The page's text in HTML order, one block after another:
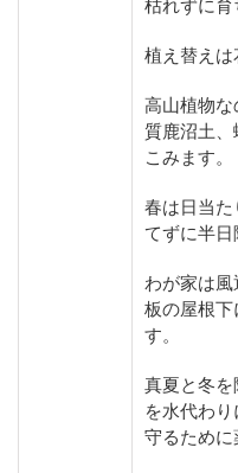
枯れずに育
植え替えは
高山植物
質鹿沼土、
こみます。
春は日当
てずに半日
わが家は
板の屋根下
す。
真夏と冬
を水代わ
守るために